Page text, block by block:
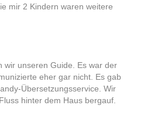
mir 2 Kindern waren weitere
wir unseren Guide. Es war der
eher gar nicht. Es gab
Übersetzungsservice. Wir
hinter dem Haus bergauf.